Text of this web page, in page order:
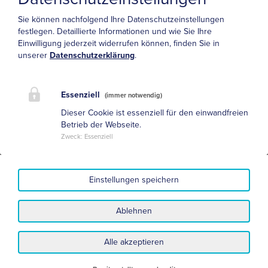
Bischoff C., Schulte-Mattler W.J., Conrad B.: <link
medien literatur-dvds buecher elektrophysiologie>Das
EMG-Buch, Thieme-Verlag 2005
Elektrophysiologische Diagnostik der
Waberski, H. Buchner, Klin Neurophysiol 2007; 38(4):
222-235
Society of Philadelphia, America,z Journal of the
Medical Sciences, 46, 404.
Impressum
Sie können nachfolgend Ihre Datenschutzeinstellungen
festlegen. Detaillierte Informationen und wie Sie Ihre
Einwilligung jederzeit widerrufen können, finden Sie in
unserer Datenschutzerklärung.
Essenziell (immer notwendig)
Dieser Cookie ist essenziell für den einwandfreien
Betrieb der Webseite.
Zweck: Essenziell
Ablehnen
Einstellungen speichern
Alle akzeptieren